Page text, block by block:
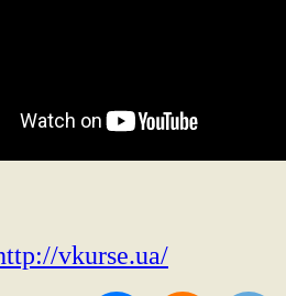
vkurse.ua/